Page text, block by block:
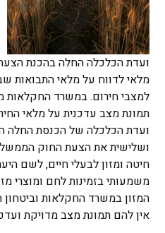
ועדת הכלכלה החלה בהכנת
מלאי לדווח על מלאי התבואות
למצבי חירום. במשרד החקלאות
תמונת מצב עדכנית על מלאי
ועדת הכלכלה של הכנסת החלה
ושלישית את הצעת החוק
חיטה ומזון לבעלי חיים, לשם
משמעותי בזמינות לחם ומוצרי
המזון במשרד החקלאות וביטחון
אין להם תמונת מצב מדויקת